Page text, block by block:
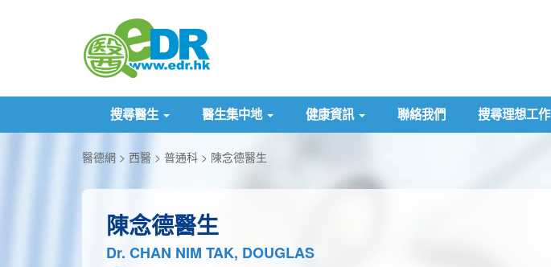
搜尋醫生 醫生集中地 健康資訊 聯絡我們 搜尋理想工作
醫德網 西醫 普通科 陳念德醫生
陳念德醫生
Dr. CHAN NIM TAK, DOUGLAS